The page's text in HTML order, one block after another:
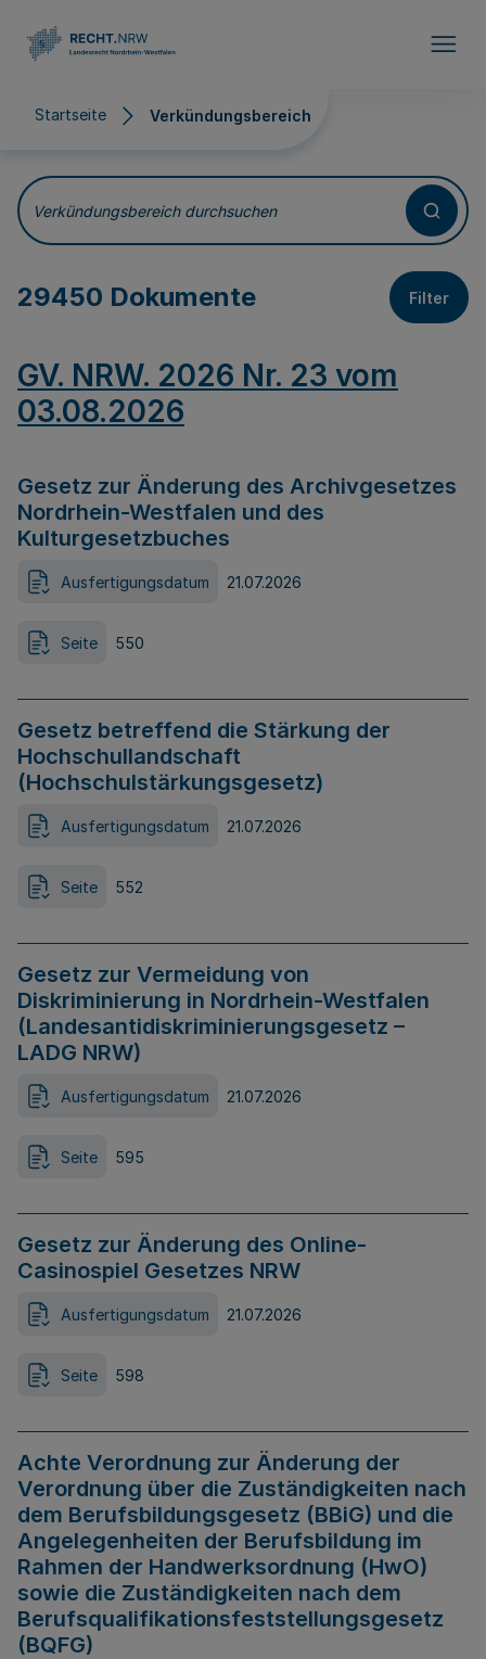
Startseite Verkündungsbereich
Verkündungsbereich
Verkündungsbereich durchsuchen
29450 Dokumente Filter
GV. NRW. 2026 Nr. 23 vom
03.08.2026
Gesetz zur Änderung des Archivgesetzes
Nordrhein-Westfalen und des
Kulturgesetzbuches
Ausfertigungsdatum 21.07.2026
Seite 550
Gesetz betreffend die Stärkung der
Hochschullandschaft
(Hochschulstärkungsgesetz)
Ausfertigungsdatum 21.07.2026
Seite 552
Gesetz zur Vermeidung von
Diskriminierung in Nordrhein-Westfalen
(Landesantidiskriminierungsgesetz –
LADG NRW)
Ausfertigungsdatum 21.07.2026
Seite 595
Gesetz zur Änderung des Online-
Casinospiel Gesetzes NRW
Ausfertigungsdatum 21.07.2026
Seite 598
Achte Verordnung zur Änderung der
Verordnung über die Zuständigkeiten nach
dem Berufsbildungsgesetz (BBiG) und die
Angelegenheiten der Berufsbildung im
Rahmen der Handwerksordnung (HwO)
sowie die Zuständigkeiten nach dem
Berufsqualifikationsfeststellungsgesetz
(BQFG)